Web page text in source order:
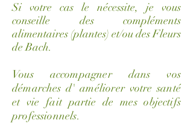
Si votre cas le nécessite, je vous
conseille des compléments
alimentaires (plantes) et/ou des Fleurs
de Bach.
Vous accompagner dans vos
démarches d' améliorer votre santé
et vie fait partie de mes objectifs
professionnels.